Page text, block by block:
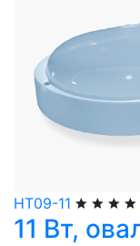
НТ09-11
11 Вт,